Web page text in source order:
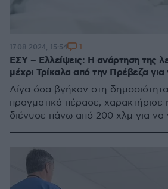
ΕΣΥ – Ελλείψεις: Η ανάρτηση της
μέχρι Τρίκαλα από την Πρέβεζα για
Λίγα όσα βγήκαν στη
πραγματικά πέρασε, χαρακτήρισε
διένυσε πάνω από 200 χλμ για να
17.08.2024, 15:54 1